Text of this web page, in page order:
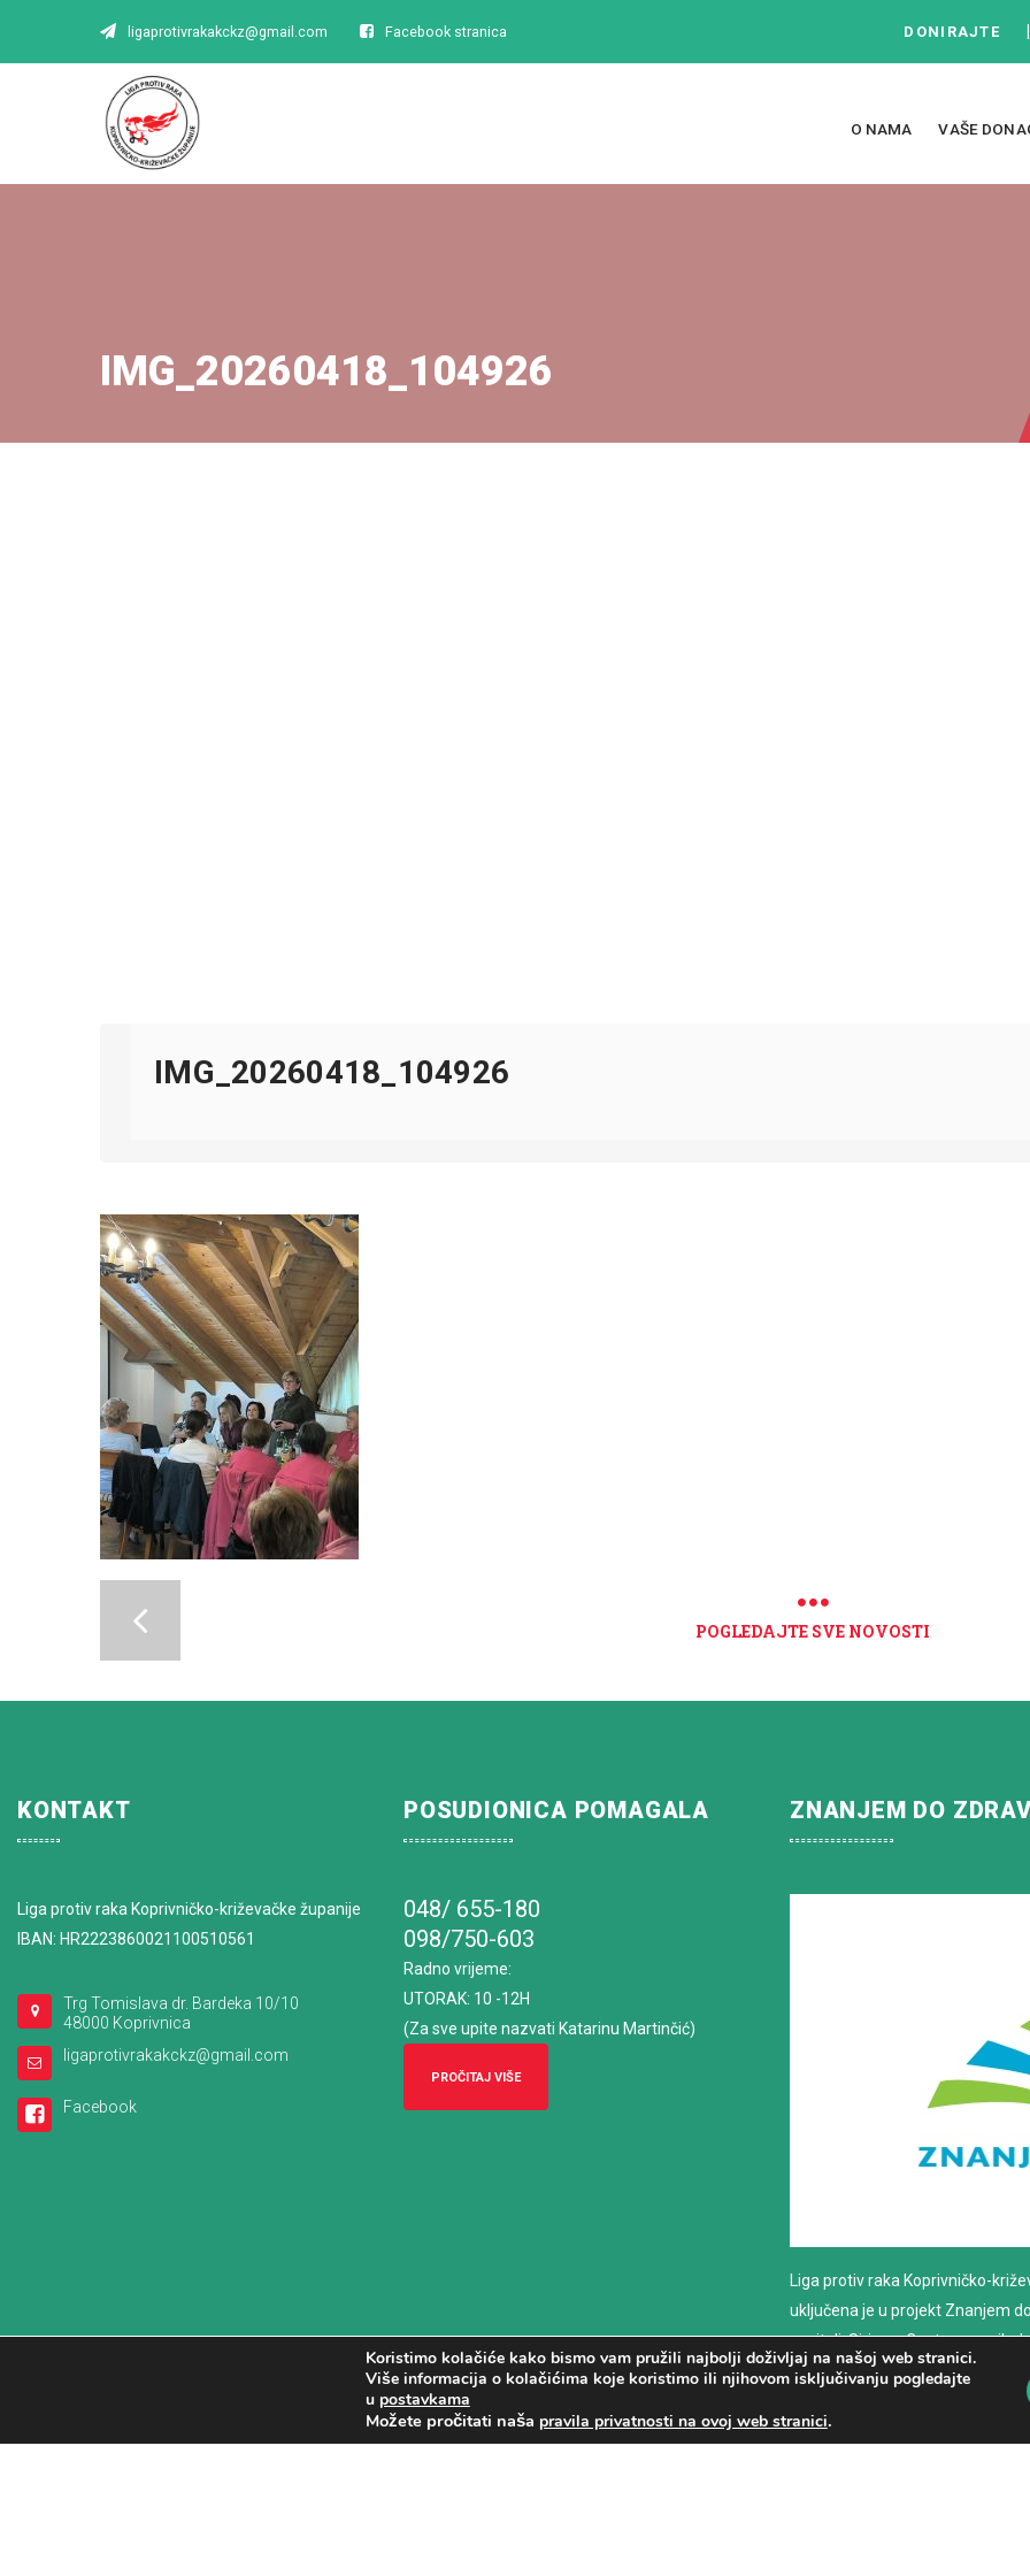
ligaprotivrakakckz@gmail.com Facebook stranica DONIRAJTE
O NAMA VAŠE
IMG_20260418_104926
IMG_20260418_104926
POGLEDAJTE SVE NOVOSTI
Koristimo kolačiće kako bismo vam pružili najbolji doživljaj na našoj web stranici.
Više informacija o kolačićima koje koristimo ili njihovom isključivanju pogledajte
u postavkama
Možete pročitati naša pravila privatnosti na ovoj web stranici.
KONTAKT
Liga protiv raka Koprivničko-križevačke županije
IBAN: HR2223860021100510561
Trg Tomislava dr. Bardeka 10/10
48000 Koprivnica
ligaprotivrakakckz@gmail.com
Facebook
POSUDIONICA POMAGALA
048/ 655-180
098/750-603
Radno vrijeme:
UTORAK: 10 -12H
(Za sve upite nazvati Katarinu Martinčić)
PROČITAJ VIŠE
ZNANJEM DO
Liga protiv raka Koprivničko-
uključena je u projekt Znanjem
nositelj: Sirius – Centar za
savjetovanje
PROČITAJ VIŠE